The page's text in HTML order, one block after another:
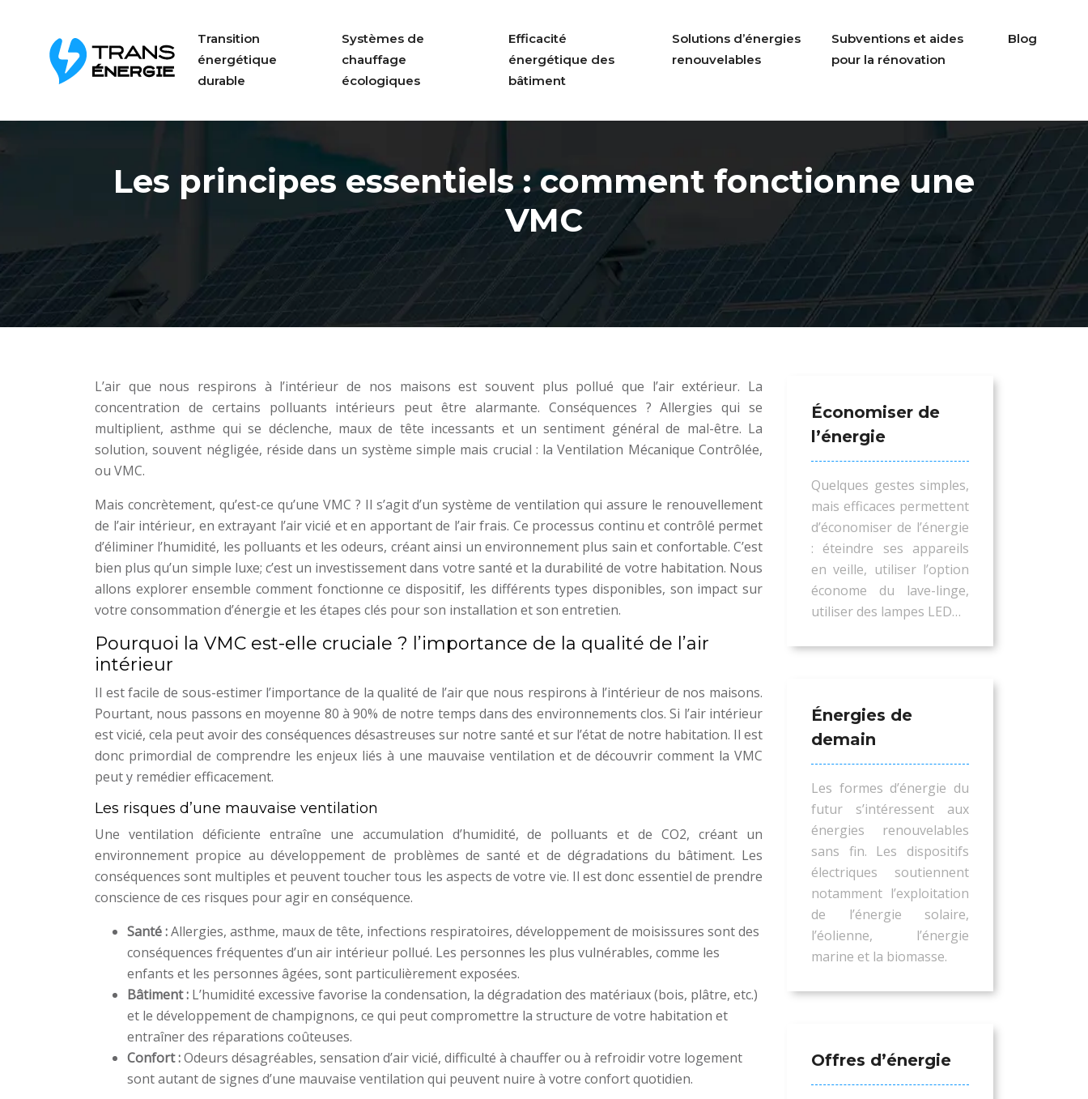
Transition
énergétique
durable
Systèmes de
chauffage
écologiques
Efficacité
énergétique des
bâtiment
Solutions d’énergies
renouvelables
Subventions et aides
pour la rénovation
Blog
Les principes essentiels : comment fonctionne une
VMC
L’air que nous respirons à l’intérieur de nos maisons est souvent plus pollué que l’air extérieur. La
concentration de certains polluants intérieurs peut être alarmante. Conséquences ? Allergies qui se
multiplient, asthme qui se déclenche, maux de tête incessants et un sentiment général de mal-être. La
solution, souvent négligée, réside dans un système simple mais crucial : la Ventilation Mécanique Contrôlée,
ou VMC.
Mais concrètement, qu’est-ce qu’une VMC ? Il s’agit d’un système de ventilation qui assure le renouvellement
de l’air intérieur, en extrayant l’air vicié et en apportant de l’air frais. Ce processus continu et contrôlé permet
d’éliminer l’humidité, les polluants et les odeurs, créant ainsi un environnement plus sain et confortable. C’est
bien plus qu’un simple luxe; c’est un investissement dans votre santé et la durabilité de votre habitation. Nous
allons explorer ensemble comment fonctionne ce dispositif, les différents types disponibles, son impact sur
votre consommation d’énergie et les étapes clés pour son installation et son entretien.
Pourquoi la VMC est-elle cruciale ? l’importance de la qualité de l’air
intérieur
Il est facile de sous-estimer l’importance de la qualité de l’air que nous respirons à l’intérieur de nos maisons.
Pourtant, nous passons en moyenne 80 à 90% de notre temps dans des environnements clos. Si l’air intérieur
est vicié, cela peut avoir des conséquences désastreuses sur notre santé et sur l’état de notre habitation. Il est
donc primordial de comprendre les enjeux liés à une mauvaise ventilation et de découvrir comment la VMC
peut y remédier efficacement.
Les risques d’une mauvaise ventilation
Une ventilation déficiente entraîne une accumulation d’humidité, de polluants et de CO2, créant un
environnement propice au développement de problèmes de santé et de dégradations du bâtiment. Les
conséquences sont multiples et peuvent toucher tous les aspects de votre vie. Il est donc essentiel de prendre
conscience de ces risques pour agir en conséquence.
Santé :Allergies, asthme, maux de tête, infections respiratoires, développement de moisissures sont des
conséquences fréquentes d’un air intérieur pollué. Les personnes les plus vulnérables, comme les
enfants et les personnes âgées, sont particulièrement exposées.
Bâtiment : L’humidité excessive favorise la condensation, la dégradation des matériaux (bois, plâtre, etc.)
et le développement de champignons, ce qui peut compromettre la structure de votre habitation et
entraîner des réparations coûteuses.
Confort :Odeurs désagréables, sensation d’air vicié, difficulté à chauffer ou à refroidir votre logement
sont autant de signes d’une mauvaise ventilation qui peuvent nuire à votre confort quotidien.
Économiser de
l’énergie
Quelques gestes simples,
mais efficaces permettent
d’économiser de l’énergie
: éteindre ses appareils
en veille, utiliser l’option
économe du lave-linge,
utiliser des lampes LED…
Énergies de
demain
Les formes d’énergie du
futur s’intéressent aux
énergies renouvelables
sans fin. Les dispositifs
électriques soutiennent
notamment l’exploitation
de l’énergie solaire,
l’éolienne, l’énergie
marine et la biomasse.
Offres d’énergie